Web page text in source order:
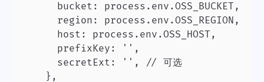
      bucket: process.env.OSS_BUCKET,
      region: process.env.OSS_REGION,
      host: process.env.OSS_HOST,
      prefixKey: '',
      secretExt: '', // 可选
    },